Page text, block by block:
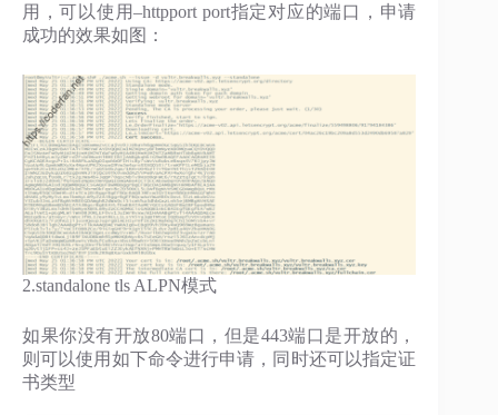
用，可以使用–httpport port指定对应的端口，申请
成功的效果如图：
2.standalone tls ALPN模式
如果你没有开放80端口，但是443端口是开放的，
则可以使用如下命令进行申请，同时还可以指定证
书类型